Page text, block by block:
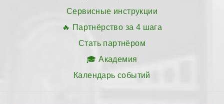
Сервисные инструкции
Партнёрство за 4 шага
Стать партнёром
Академия
Календарь событий